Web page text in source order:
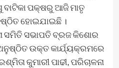
ପକ୍ଷରୁ ଆଜି ମାତୃ
ହୋଇଯାଇଛି ।
ସମିତି ସଭାପତି ବ୍ରଜ କିଶୋର
ଉକ୍ତ କାର୍ଯ୍ୟକ୍ରମରେ
କୁମାରୀ ପାଢୀ, ପରିଚାଳନା